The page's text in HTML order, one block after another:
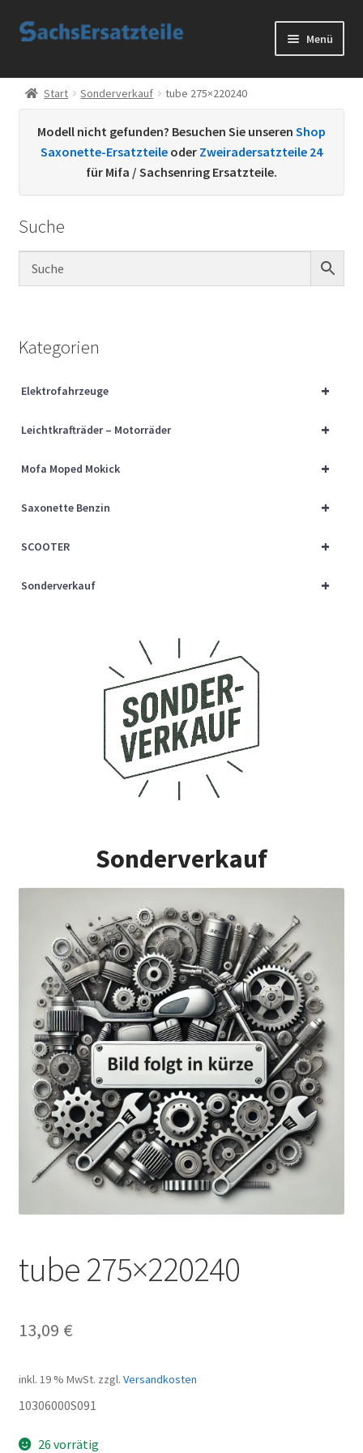
Zur
Zum
Menü
Start
Kontakt
Widerrufsbelehrung
Cart
Checkout
My account
Start Sonderverkauf tube 275×220240
Modell nicht gefunden? Besuchen Sie unseren Shop
Saxonette-Ersatzteile oder Zweiradersatzteile 24
für Mifa / Sachsenring Ersatzteile.
Suche
Kategorien
+
Elektrofahrzeuge
+
Leichtkrafträder – Motorräder
+
Mofa Moped Mokick
+
Saxonette Benzin
+
SCOOTER
+
Sonderverkauf
Sonderverkauf
tube 275×220240
13,09 €
inkl. 19 % MwSt. zzgl. Versandkosten
10306000S091
26 vorrätig